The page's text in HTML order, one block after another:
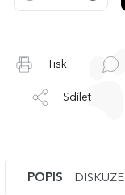
Tisk
Sdílet
POPIS DISKUZE